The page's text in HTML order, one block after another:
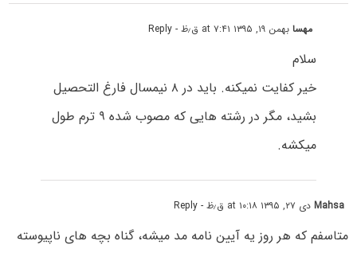
مهسابهمن ۱۹, ۱۳۹۵ at ۷:۴۱ ق٫ظ - Reply
سلام
خیر کفایت نمیکنه. باید در ۸ نیمسال فارغ التحصیل
بشید، مگر در رشته هایی که مصوب شده ۹ ترم طول
میکشه.
Mahsaدی ۲۷, ۱۳۹۵ at ۱۰:۱۸ ق٫ظ - Reply
متاسفم که هر روز یه آیین نامه مد میشه، گناه بچه های ناپیوسته